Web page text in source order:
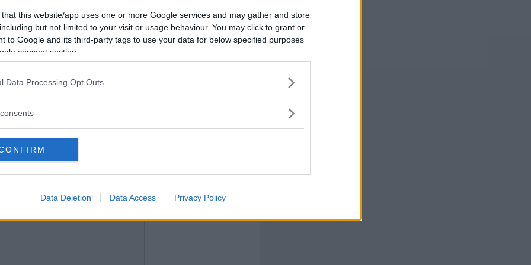
that this website/app uses one or more Google services and may gather and store
but not limited to your visit or usage behaviour. You may click to grant or
to Google and its third-party tags to use your data for below specified purposes
consent section.
Data Processing Opt Outs
Data Deletion Data Access Privacy Policy
2024-10-21 14:15
Vill du bli
medlem?